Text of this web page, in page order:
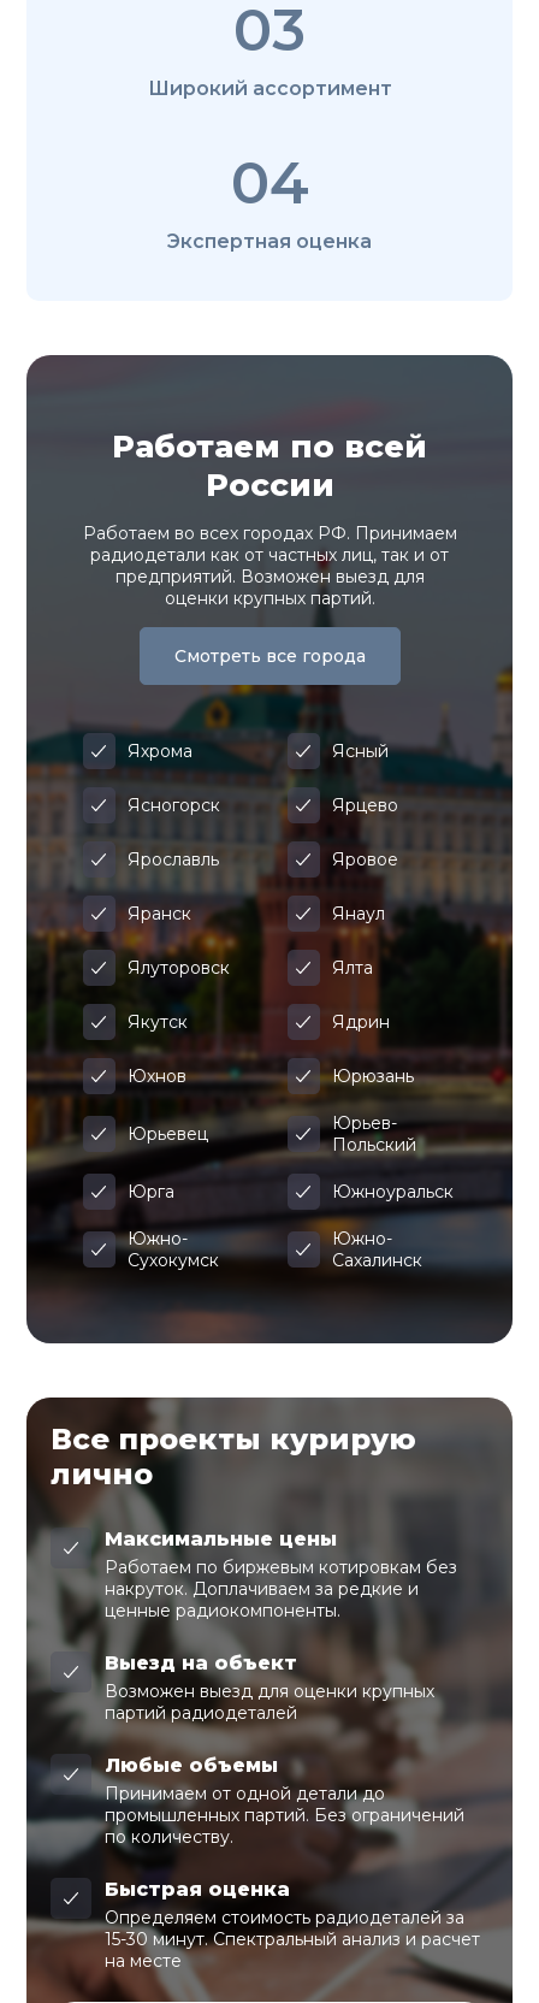
03
Широкий ассортимент
04
Экспертная оценка
Работаем по всей
России
Работаем во всех городах РФ. Принимаем
радиодетали как от частных лиц, так и от
предприятий. Возможен выезд для
оценки крупных партий.
Смотреть все города
Яхрома Ясный
Ясногорск Ярцево
Ярославль Яровое
Яранск Янаул
Ялуторовск Ялта
Якутск Ядрин
Юхнов Юрюзань
Юрьевец
Юрьев-
Польский
Юрга Южноуральск
Южно-
Сухокумск
Южно-
Сахалинск
Все проекты курирую
лично
Максимальные цены
Работаем по биржевым котировкам без
накруток. Доплачиваем за редкие и
ценные радиокомпоненты.
Выезд на объект
Возможен выезд для оценки крупных
партий радиодеталей
Любые объемы
Принимаем от одной детали до
промышленных партий. Без ограничений
по количеству.
Быстрая оценка
Определяем стоимость радиодеталей за
15-30 минут. Спектральный анализ и расчет
на месте